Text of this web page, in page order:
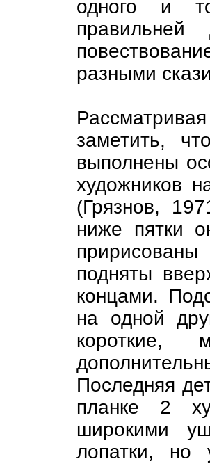
одного и
разными
заметить,
выполнены
художников
(Грязнов,
ниже пятки
подняты
концами.
на одной
Последняя
планке 2
широкими
лопатки,